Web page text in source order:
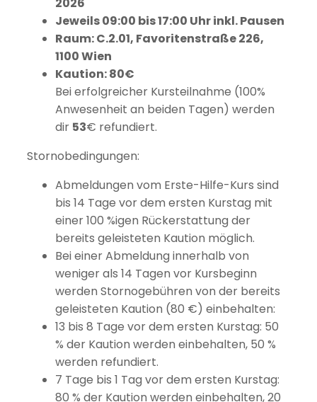
Jeweils 09:00 bis 17:00 Uhr inkl. Pausen
Raum:C.2.01, Favoritenstraße 226,
1100 Wien
Kaution: 80€
Bei erfolgreicher Kursteilnahme (100%
Anwesenheit an beiden Tagen) werden
dir 53€ refundiert.
Stornobedingungen:
Abmeldungen vom Erste-Hilfe-Kurs sind
bis 14 Tage vor dem ersten Kurstag mit
einer 100 %igen Rückerstattung der
bereits geleisteten Kaution möglich.
Bei einer Abmeldung innerhalb von
weniger als 14 Tagen vor Kursbeginn
werden Stornogebühren von der bereits
geleisteten Kaution (80 €) einbehalten:
13 bis 8 Tage vor dem ersten Kurstag: 50
% der Kaution werden einbehalten, 50 %
werden refundiert.
7 Tage bis 1 Tag vor dem ersten Kurstag:
80 % der Kaution werden einbehalten, 20